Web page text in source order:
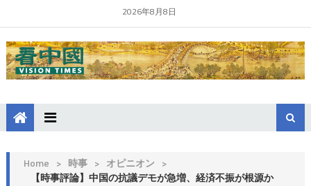
2026年8月8日
Home > 時事 > オピニオン >
【時事評論】中国の抗議デモが急増、経済不振が根源か